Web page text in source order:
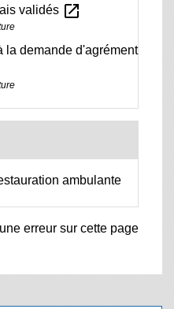
validés open_in_new
la demande d'agrément
ambulante
erreur sur cette page